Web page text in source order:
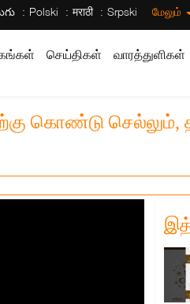
Polski मराठी Srpski மேலும்
செய்திகள் வாரத்துளிகள்
கொண்டு செல்லும்,